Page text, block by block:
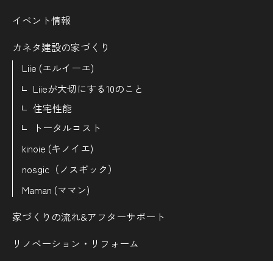
イベント情報
カネタ建設の家づくり
Liie (エルイーエ)
Liieが大切にする10のこと
住宅性能
トータルコスト
kinoie (キノイエ)
nosgic（ノスギック）
Maman (ママン)
家づくりの流れ&アフターサポート
リノベーション・リフォーム